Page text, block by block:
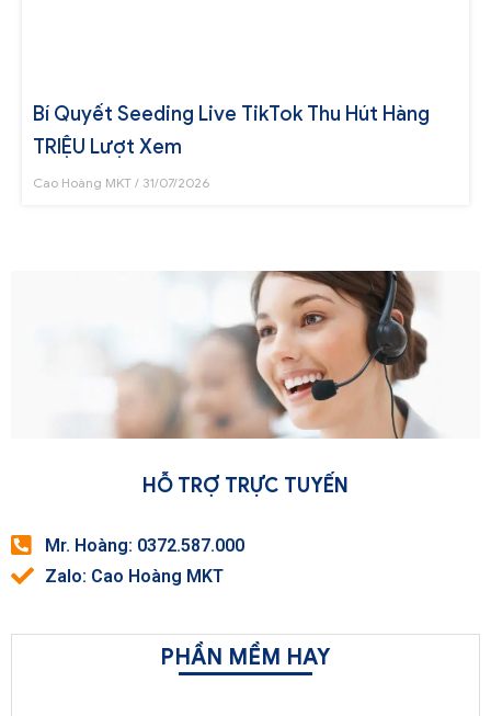
Bí Quyết Seeding Live TikTok Thu Hút Hàng
TRIỆU Lượt Xem
Cao Hoàng MKT 31/07/2026
HỖ TRỢ TRỰC TUYẾN
Mr. Hoàng: 0372.587.000
Zalo: Cao Hoàng MKT
PHẦN MỀM HAY